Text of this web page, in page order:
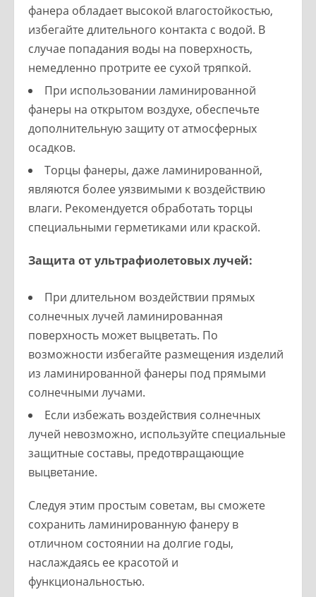
фанера обладает высокой влагостойкостью,
избегайте длительного контакта с водой. В
случае попадания воды на поверхность,
немедленно протрите ее сухой тряпкой.
При использовании ламинированной
фанеры на открытом воздухе, обеспечьте
дополнительную защиту от атмосферных
осадков.
Торцы фанеры, даже ламинированной,
являются более уязвимыми к воздействию
влаги. Рекомендуется обработать торцы
специальными герметиками или краской.
Защита от ультрафиолетовых лучей:
При длительном воздействии прямых
солнечных лучей ламинированная
поверхность может выцветать. По
возможности избегайте размещения изделий
из ламинированной фанеры под прямыми
солнечными лучами.
Если избежать воздействия солнечных
лучей невозможно, используйте специальные
защитные составы, предотвращающие
выцветание.
Следуя этим простым советам, вы сможете
сохранить ламинированную фанеру в
отличном состоянии на долгие годы,
наслаждаясь ее красотой и
функциональностью.